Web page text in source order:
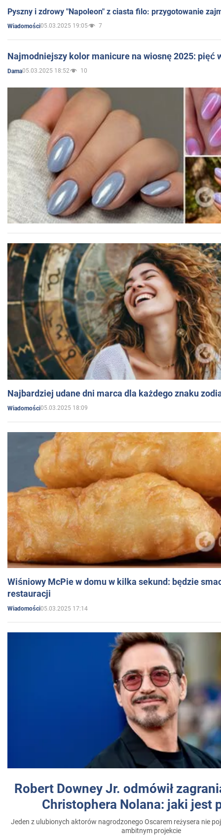
Pyszny i zdrowy "Napoleon" z ciasta filo: przygotowanie
Wiadomości05.03.2025 19:05 7
Najmodniejszy kolor manicure na wiosnę 2025: pięć
Dama05.03.2025 18:52 10
Najbardziej udane dni marca dla każdego znaku
Wiadomości05.03.2025 18:09
Wiśniowy McPie w domu w kilka sekund: będzie
restauracji
Wiadomości05.03.2025 17:14
Robert Downey Jr. odmówił
Christophera Nolana: jaki jest
Jeden z ulubionych aktorów nagrodzonego Oscarem reżysera nie
ambitnym projekcie